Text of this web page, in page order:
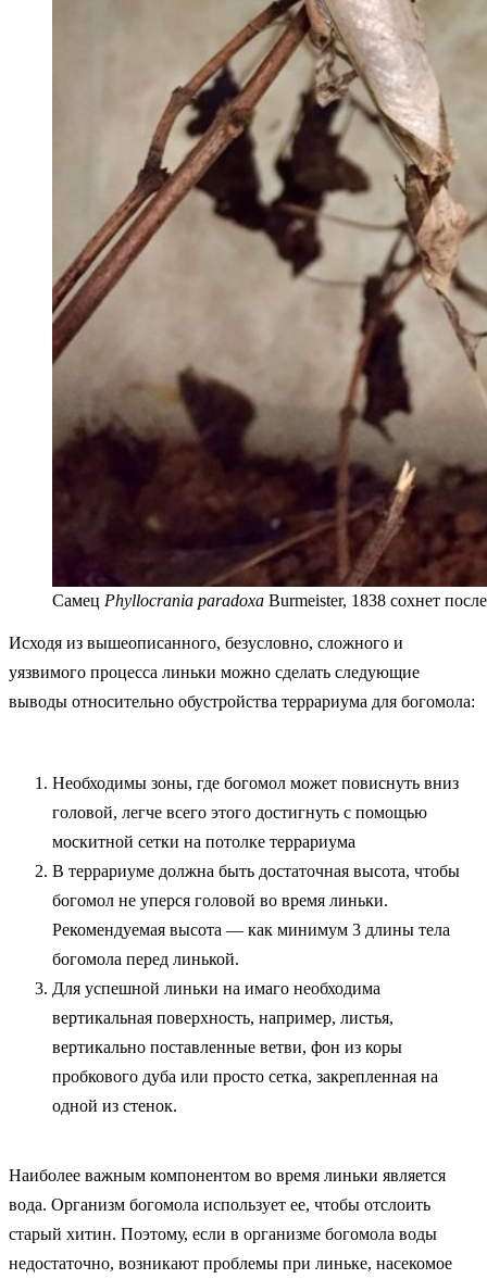
Самец Phyllocrania paradoxa Burmeister, 1838 сохнет
Исходя из вышеописанного, безусловно, сложного и
уязвимого процесса линьки можно сделать следующие
выводы относительно обустройства террариума для богомола:
Необходимы зоны, где богомол может повиснуть вниз
головой, легче всего этого достигнуть с помощью
москитной сетки на потолке террариума
В террариуме должна быть достаточная высота, чтобы
богомол не уперся головой во время линьки.
Рекомендуемая высота — как минимум 3 длины тела
богомола перед линькой.
Для успешной линьки на имаго необходима
вертикальная поверхность, например, листья,
вертикально поставленные ветви, фон из коры
пробкового дуба или просто сетка, закрепленная на
одной из стенок.
Наиболее важным компонентом во время линьки является
вода. Организм богомола использует ее, чтобы отслоить
старый хитин. Поэтому, если в организме богомола воды
недостаточно, возникают проблемы при линьке, насекомое